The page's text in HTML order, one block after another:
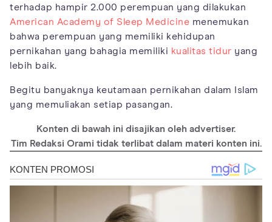
terhadap hampir 2.000 perempuan yang dilakukan
American Academy of Sleep Medicine menemukan
bahwa perempuan yang memiliki kehidupan
pernikahan yang bahagia memiliki kualitas tidur yang
lebih baik.
Begitu banyaknya keutamaan pernikahan dalam Islam
yang memuliakan setiap pasangan.
Konten di bawah ini disajikan oleh advertiser.
Tim Redaksi Orami tidak terlibat dalam materi konten ini.